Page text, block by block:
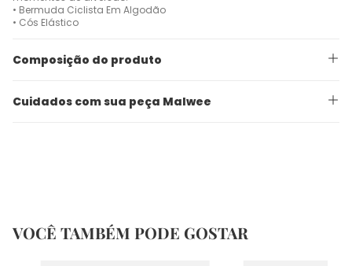
• Bermuda Ciclista Em Algodão
• Cós Elástico
Composição do produto
Cuidados com sua peça Malwee
VOCÊ TAMBÉM PODE GOSTAR